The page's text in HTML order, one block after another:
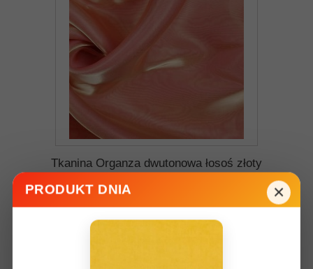
Tkanina Organza dwutonowa łosoś złoty
30,00 zł
×
PRODUKT DNIA